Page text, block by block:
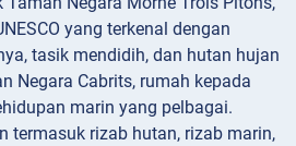
yang terkenal dengan
tasik mendidih, dan hutan hujan
Negara Cabrits, rumah kepada
marin yang pelbagai.
termasuk rizab hutan, rizab marin,